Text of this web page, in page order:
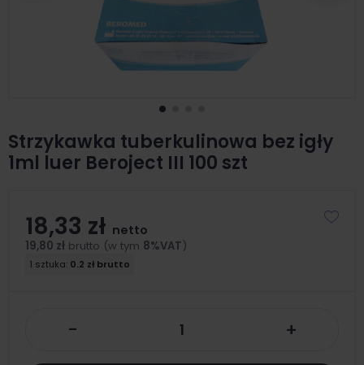
Strzykawka tuberkulinowa bez igły
1ml luer Beroject III 100 szt
18,33 zł netto
19,80 zł brutto (w tym 8%VAT)
1 sztuka: 0.2 zł brutto
- +